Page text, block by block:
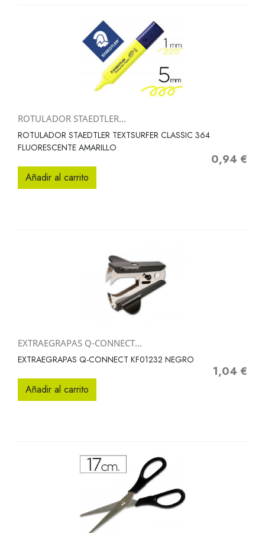
ROTULADOR STAEDTLER...
ROTULADOR STAEDTLER TEXTSURFER CLASSIC 364
FLUORESCENTE AMARILLO
Precio
0,94 €
Añadir al carrito
EXTRAEGRAPAS Q-CONNECT...
EXTRAEGRAPAS Q-CONNECT KF01232 NEGRO
Precio
1,04 €
Añadir al carrito